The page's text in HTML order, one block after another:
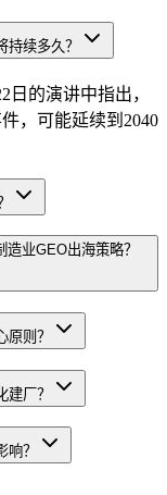
续多久？
日的演讲中指出，
，可能延续到2040
业GEO出海策略？
则？
厂？
？